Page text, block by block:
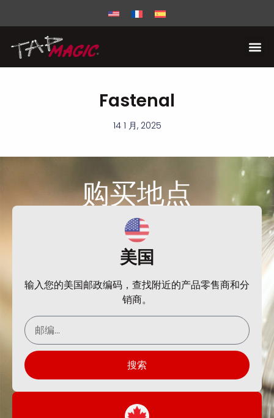
Fastenal
14 1 月, 2025
购买地点
美国
输入您的美国邮政编码，查找附近的产品零售商和分
销商。
搜索